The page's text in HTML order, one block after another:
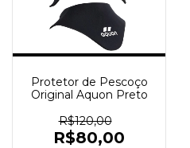
Protetor de Pescoço
Original Aquon Preto
R$120,00
R$80,00